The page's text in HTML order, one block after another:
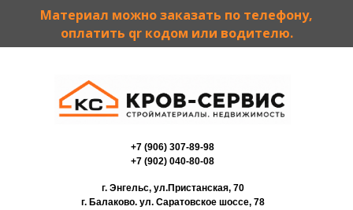
Материал можно заказать по телефону,
оплатить qr кодом или водителю.
+7 (906) 307-89-98
+7 (902) 040-80-08
г. Энгельс, ул.Пристанская, 70
г. Балаково. ул. Саратовское шоссе, 78